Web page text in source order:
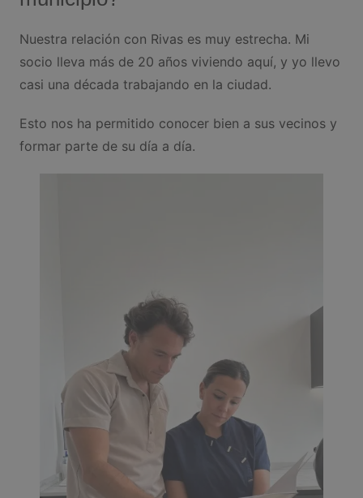
Nuestra relación con Rivas es muy estrecha. Mi
socio lleva más de 20 años viviendo aquí, y yo llevo
casi una década trabajando en la ciudad.
Esto nos ha permitido conocer bien a sus vecinos y
formar parte de su día a día.